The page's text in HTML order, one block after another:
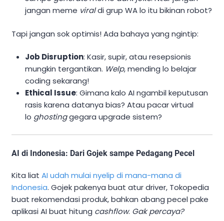
jangan meme viraldi grup WA lo itu bikinan robot?
Tapi jangan sok optimis! Ada bahaya yang ngintip:
Job Disruption: Kasir, supir, atau resepsionis
mungkin tergantikan. Welp, mending lo belajar
coding sekarang!
Ethical Issue: Gimana kalo AI ngambil keputusan
rasis karena datanya bias? Atau pacar virtual
lo ghostinggegara upgrade sistem?
AI di Indonesia: Dari Gojek sampe Pedagang Pecel
Kita liat AI udah mulai nyelip di mana-mana di
Indonesia. Gojek pakenya buat atur driver, Tokopedia
buat rekomendasi produk, bahkan abang pecel pake
aplikasi AI buat hitung cashflow. Gak percaya?